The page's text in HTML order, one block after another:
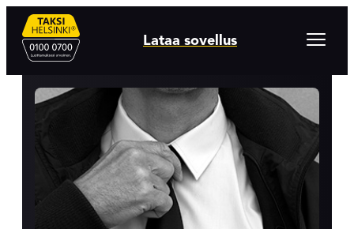
Hyppää
sisältöön
Lataa sovellus
Avaa
valikko